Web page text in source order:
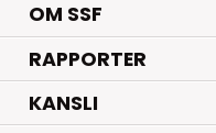
OM SSF
RAPPORTER
KANSLI